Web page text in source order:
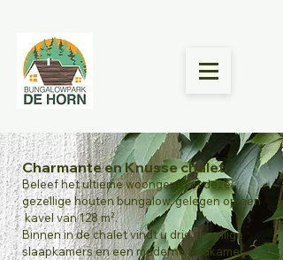
Charmante en Knusse chalet
Beleef het ultieme woongenot in deze
gezellige houten bungalow, gelegen op een
kavel van 128 m².
Binnen in de chalet vindt u drie gezellige
slaapkamers en een moderne badkamer